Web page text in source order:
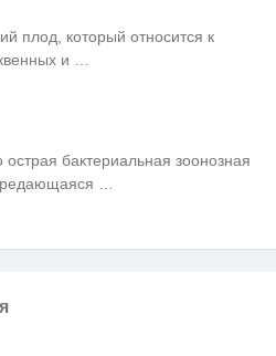
плод, который относится к
и …
острая бактериальная зоонозная